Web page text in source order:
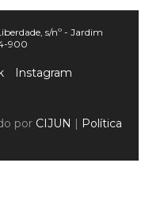
s/nº - Jardim
900
Instagram
por CIJUN | Política